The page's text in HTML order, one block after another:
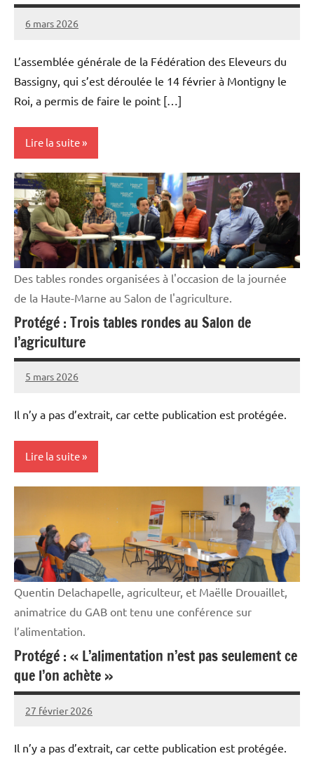
6 mars 2026
Thibaut
L’assemblée générale de la Fédération des Eleveurs du
Bassigny, qui s’est déroulée le 14 février à Montigny le
Roi, a permis de faire le point […]
Lire la suite
Elevages
Initiatives
Vie
professionnelle
Des tables rondes organisées à l'occasion de la journée
de la Haute-Marne au Salon de l'agriculture.
Protégé : Trois tables rondes au Salon de
l’agriculture
5 mars 2026
Thibaut
Il n’y a pas d’extrait, car cette publication est protégée.
Lire la suite
Elevages
Initiatives
Vie
professionnelle
Quentin Delachapelle, agriculteur, et Maëlle Drouaillet,
animatrice du GAB ont tenu une conférence sur
l’alimentation.
Protégé : « L’alimentation n’est pas seulement ce
que l’on achète »
27 février 2026
Thibaut
Il n’y a pas d’extrait, car cette publication est protégée.